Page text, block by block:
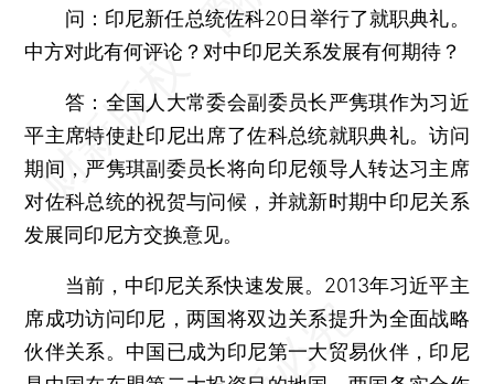
问：印尼新任总统佐科20日举行了就职典礼。
中方对此有何评论？对中印尼关系发展有何期待？
答：全国人大常委会副委员长严隽琪作为习近
平主席特使赴印尼出席了佐科总统就职典礼。访问
期间，严隽琪副委员长将向印尼领导人转达习主席
对佐科总统的祝贺与问候，并就新时期中印尼关系
发展同印尼方交换意见。
当前，中印尼关系快速发展。2013年习近平主
席成功访问印尼，两国将双边关系提升为全面战略
伙伴关系。中国已成为印尼第一大贸易伙伴，印尼